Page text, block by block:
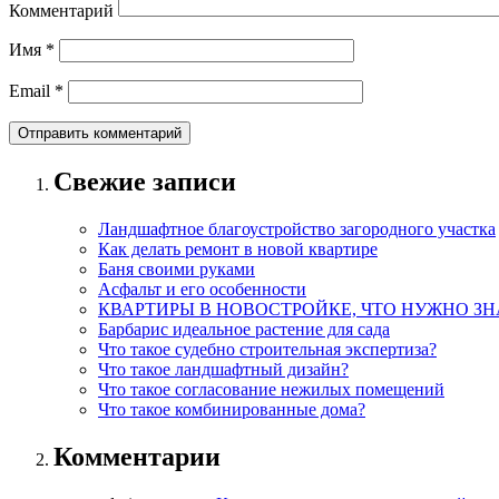
Комментарий
Имя *
Email *
Свежие записи
Ландшафтное благоустройство загородного участка
Как делать ремонт в новой квартире
Баня своими руками
Асфальт и его особенности
КВАРТИРЫ В НОВОСТРОЙКЕ, ЧТО НУЖНО
Барбарис идеальное растение для сада
Что такое судебно строительная экспертиза?
Что такое ландшафтный дизайн?
Что такое согласование нежилых помещений
Что такое комбинированные дома?
Комментарии